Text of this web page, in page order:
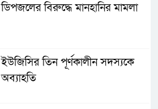
ডিপজলের বিরুদ্ধে মানহানির মামলা
ইউজিসির তিন পূর্ণকালীন সদস্যকে
অব্যাহতি